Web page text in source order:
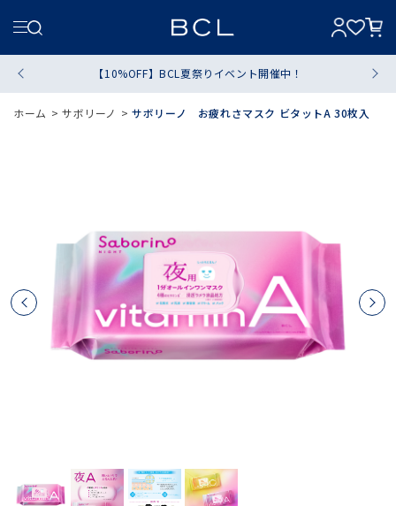
【10%OFF】BCL夏祭りイベント開催中！
ホーム >サボリーノ >サボリーノ お疲れさマスク ビタットA 30枚入